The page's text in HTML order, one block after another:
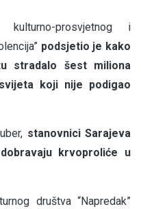
prosvjetnog i
podsjetio je kako
stradalo šest miliona
koji nije podigao
stanovnici Sarajeva
krvoproliće u
društva “Napredak”